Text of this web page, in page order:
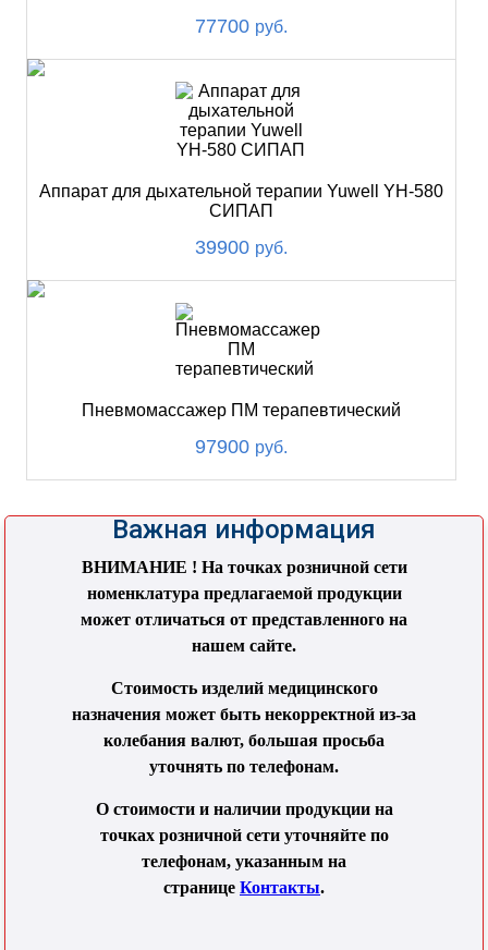
77700 руб.
Аппарат для дыхательной терапии Yuwell YH-580
СИПАП
39900 руб.
Пневмомассажер ПМ терапевтический
97900 руб.
Важная информация
ВНИМАНИЕ ! На точках розничной сети
номенклатура предлагаемой продукции
может отличаться от представленного на
нашем сайте.
Стоимость изделий медицинского
назначения может быть некорректной из-за
колебания валют, большая просьба
уточнять по телефонам.
О стоимости и наличии продукции на
точках розничной сети уточняйте по
телефонам, указанным на
странице Контакты.